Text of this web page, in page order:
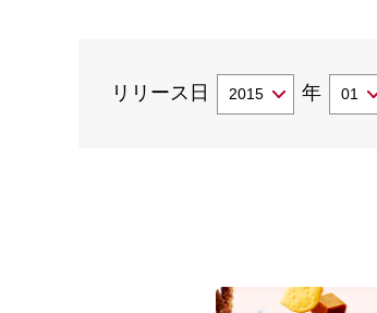
リリース日 年